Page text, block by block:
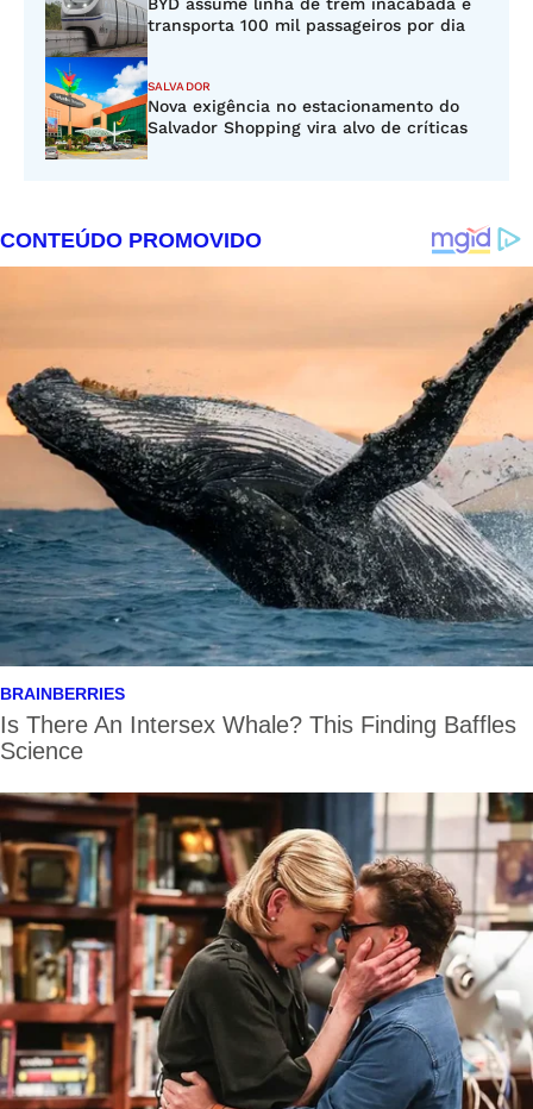
transporta 100 mil passageiros por dia
SALVADOR
Nova exigência no estacionamento do
Salvador Shopping vira alvo de críticas